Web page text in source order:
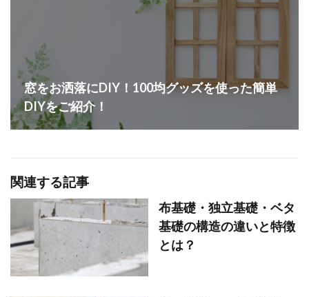
窓をお洒落にDIY！100均グッズを使った簡単
DIYをご紹介！
関連する記事
布基礎・独立基礎・ベタ
基礎の構造の違いと特徴
とは？